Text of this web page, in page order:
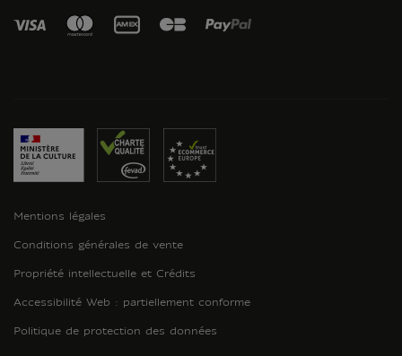
Mentions légales
Conditions générales de vente
Propriété intellectuelle et Crédits
Accessibilité Web : partiellement conforme
Politique de protection des données